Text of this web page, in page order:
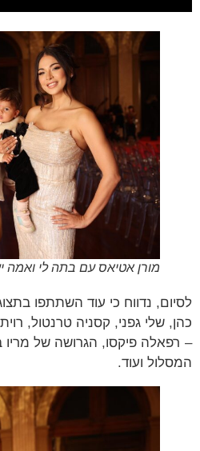
מורן אטיאס עם בתה לי ואמה יעל.
נדווח כי עוד השתתפו בתצוגת
שלי גפני, קסניה טרנטול, רוית
פיקסו, הגרושה של מריו
ועוד.